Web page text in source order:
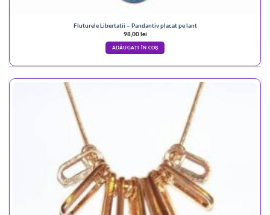
Fluturele Libertatii – Pandantiv placat pe lant
98,00lei
ADĂUGAȚI ÎN COȘ